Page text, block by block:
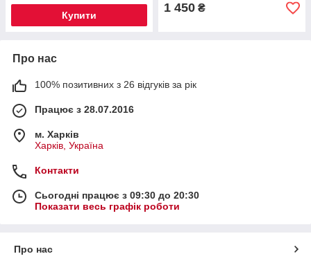
Купити
1 450 ₴
Про нас
100% позитивних з 26 відгуків за рік
Працює з 28.07.2016
м. Харків
Харків, Україна
Контакти
Сьогодні працює з 09:30 до 20:30
Показати весь графік роботи
Про нас